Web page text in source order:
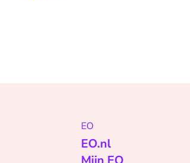
EO
EO.nl